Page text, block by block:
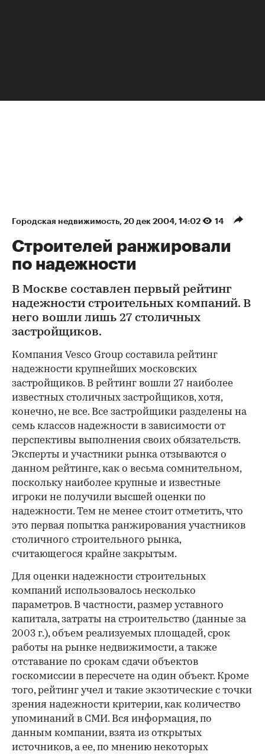
Городская недвижимость⁠, 20 дек 2004, 14:02 14
Строителей ранжировали
по надежности
В Москве составлен первый рейтинг
надежности строительных компаний. В
него вошли лишь 27 столичных
застройщиков.
Компания Vesco Group составила рейтинг
надежности крупнейших московских
застройщиков. В рейтинг вошли 27 наиболее
известных столичных застройщиков, хотя,
конечно, не все. Все застройщики разделены на
семь классов надежности в зависимости от
перспективы выполнения своих обязательств.
Эксперты и участники рынка отзываются о
данном рейтинге, как о весьма сомнительном,
поскольку наиболее крупные и известные
игроки не получили высшей оценки по
надежности. Тем не менее стоит отметить, что
это первая попытка ранжирования участников
столичного строительного рынка,
считающегося крайне закрытым.
Для оценки надежности строительных
компаний использовалось несколько
параметров. В частности, размер уставного
капитала, затраты на строительство (данные за
2003 г.), объем реализуемых площадей, срок
работы на рынке недвижимости, а также
отставание по срокам сдачи объектов
госкомиссии в пересчете на один объект. Кроме
того, рейтинг учел и такие экзотические с точки
зрения надежности критерии, как количество
упоминаний в СМИ. Вся информация, по
данным компании, взята из открытых
источников, а ее, по мнению некоторых